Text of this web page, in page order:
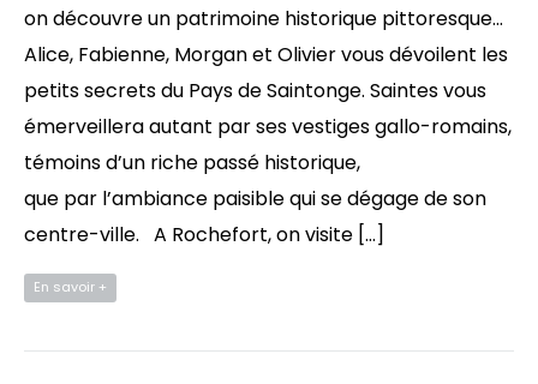
on découvre un patrimoine historique pittoresque…
Alice, Fabienne, Morgan et Olivier vous dévoilent les
petits secrets du Pays de Saintonge. Saintes vous
émerveillera autant par ses vestiges gallo-romains,
témoins d’un riche passé historique,
que par l’ambiance paisible qui se dégage de son
centre-ville. A Rochefort, on visite […]
En savoir +